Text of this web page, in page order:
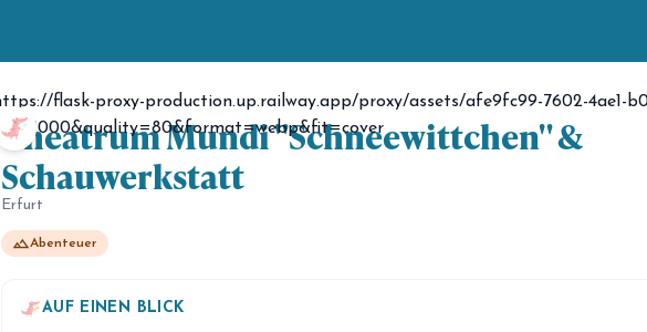
Theatrum Mundi "Schneewittchen" &
Schauwerkstatt
Erfurt
landscapeAbenteuer
AUF EINEN BLICK